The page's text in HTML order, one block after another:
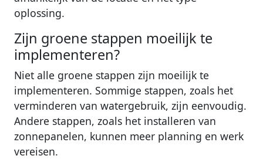
oplossing.
Zijn groene stappen moeilijk te
implementeren?
Niet alle groene stappen zijn moeilijk te
implementeren. Sommige stappen, zoals het
verminderen van watergebruik, zijn eenvoudig.
Andere stappen, zoals het installeren van
zonnepanelen, kunnen meer planning en werk
vereisen.